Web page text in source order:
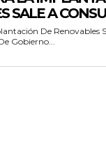
SALE A
De Renovables
Gobierno...